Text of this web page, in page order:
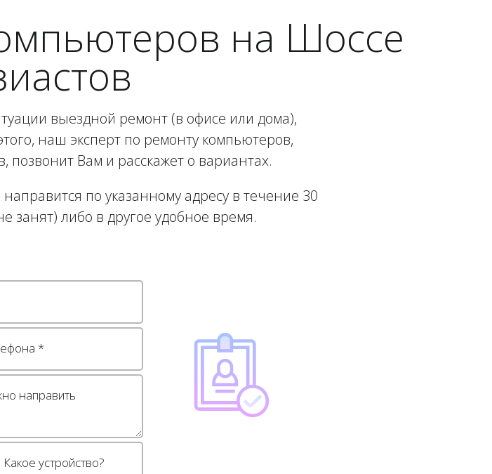
на Шоссе
выездной ремонт (в офисе или дома),
наш эксперт по ремонту компьютеров,
Вам и расскажет о вариантах.
по указанному адресу в течение 30
занят) либо в другое удобное время.